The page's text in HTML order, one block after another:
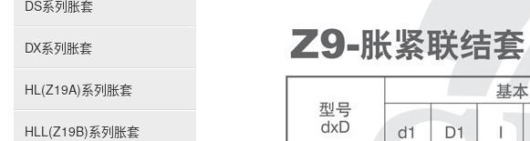
DS系列胀套
DX系列胀套
HL(Z19A)系列胀套
HLL(Z19B)系列胀套